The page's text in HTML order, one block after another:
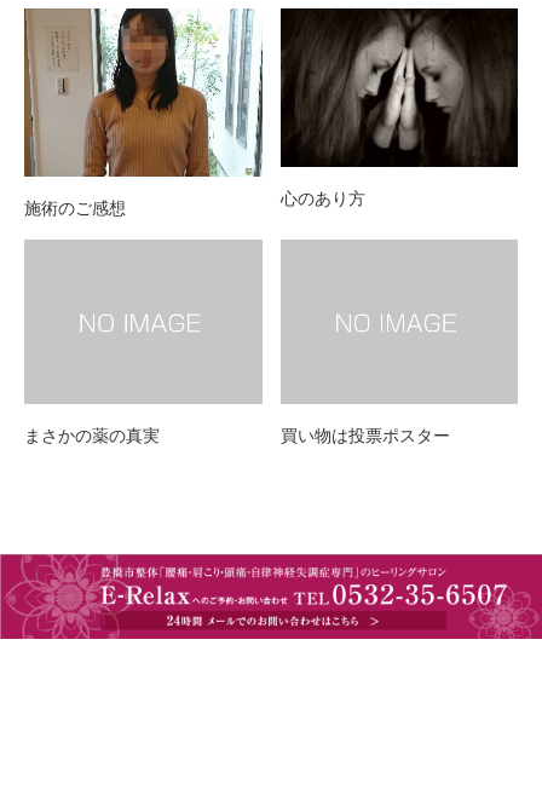
施術のご感想 心のあり方
まさかの薬の真実 買い物は投票ポスター